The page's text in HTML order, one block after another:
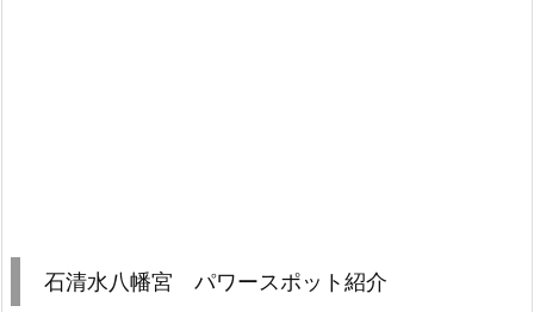
石清水八幡宮 パワースポット紹介